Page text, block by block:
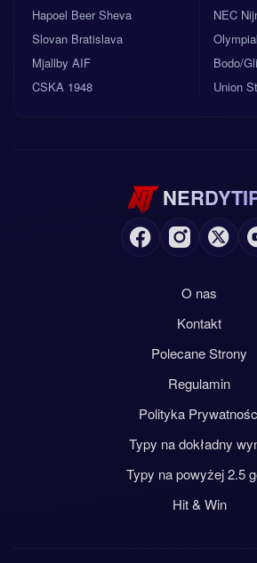
Hapoel Beer Sheva
Slovan Bratislava
Mjallby AIF
CSKA 1948
NEC
Bodo/
Union
O nas
Kontakt
Polecane Strony
Regulamin
Polityka
Typy na dokładny
Typy na powyżej 2.5
Hit & Win